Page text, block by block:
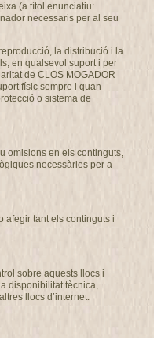
(a títol enunciatiu:
necessaris per al seu
la distribució i la
en qualsevol suport i per
de CLOS MOGADOR
físic sempre i quan
o sistema de
omisions en els continguts,
necessàries per a
afegir tant els continguts i
sobre aquests llocs i
disponibilitat tècnica,
llocs d’internet.